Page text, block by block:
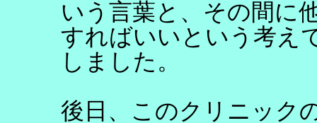
いう言葉と、その間に
すればいいという考え
しました。
後日、このクリニック